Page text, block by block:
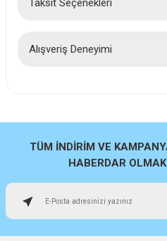
Taksit Seçenekleri
Alışveriş Deneyimi
orijinal
H... U... | 02/06/2026
TÜM İNDİRİM VE
HABERDAR